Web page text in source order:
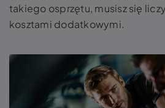
takiego osprzętu, musisz się
kosztami dodatkowymi.